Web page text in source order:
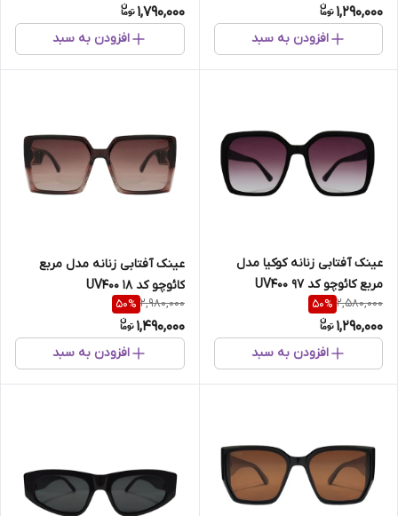
1,290,000
افزودن به سبد
1,790,000
افزودن به سبد
عینک آفتابی زنانه کوکیا مدل
مربع کائوچو کد 97 UV400
2,580,000
50%
1,290,000
افزودن به سبد
عینک آفتابی زنانه مدل مربع
کائوچو کد 18 UV400
2,980,000
50%
1,490,000
افزودن به سبد